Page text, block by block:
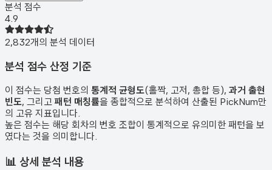
분석 점수
4.9
2,832개의 분석 데이터
분석 점수 산정 기준
이 점수는 당첨 번호의 통계적 균형도(홀짝, 고저, 총합 등), 과거 출현
빈도, 그리고 패턴 매칭률을 종합적으로 분석하여 산출된 PickNum만
의 고유 지표입니다.
높은 점수는 해당 회차의 번호 조합이 통계적으로 유의미한 패턴을 보
였다는 것을 의미합니다.
📊 상세 분석 내용